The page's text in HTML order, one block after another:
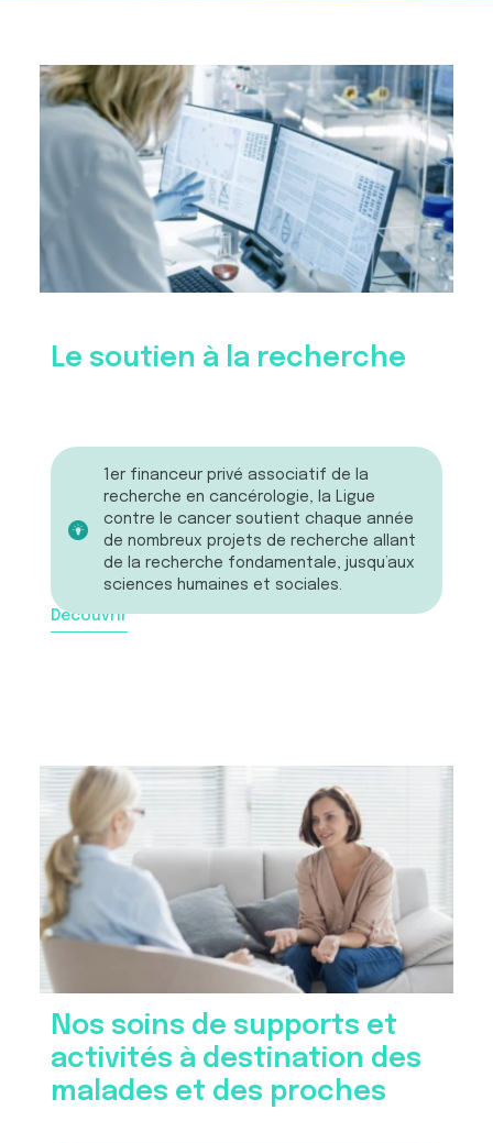
Le soutien à la recherche
1er financeur privé associatif de la
recherche en cancérologie, la Ligue
contre le cancer soutient chaque année
de nombreux projets de recherche allant
de la recherche fondamentale, jusqu’aux
sciences humaines et sociales.
Découvrir
Nos soins de supports et
activités à destination des
malades et des proches